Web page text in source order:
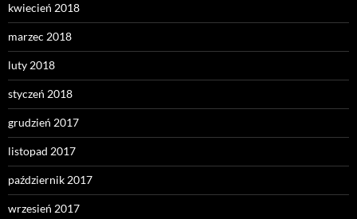
kwiecień 2018
marzec 2018
luty 2018
styczeń 2018
grudzień 2017
listopad 2017
październik 2017
wrzesień 2017